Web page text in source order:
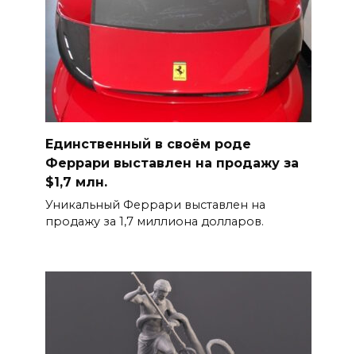
Единственный в своём роде
Феррари выставлен на продажу за
$1,7 млн.
Уникальный Феррари выставлен на
продажу за 1,7 миллиона долларов.